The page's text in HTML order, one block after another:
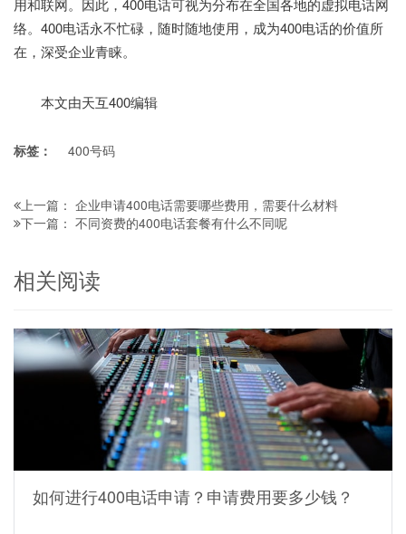
用和联网。因此，400电话可视为分布在全国各地的虚拟电话网
络。400电话永不忙碌，随时随地使用，成为400电话的价值所
在，深受企业青睐。
本文由天互400编辑
标签： 400号码
上一篇： 企业申请400电话需要哪些费用，需要什么材料
下一篇： 不同资费的400电话套餐有什么不同呢
相关阅读
如何进行400电话申请？申请费用要多少钱？